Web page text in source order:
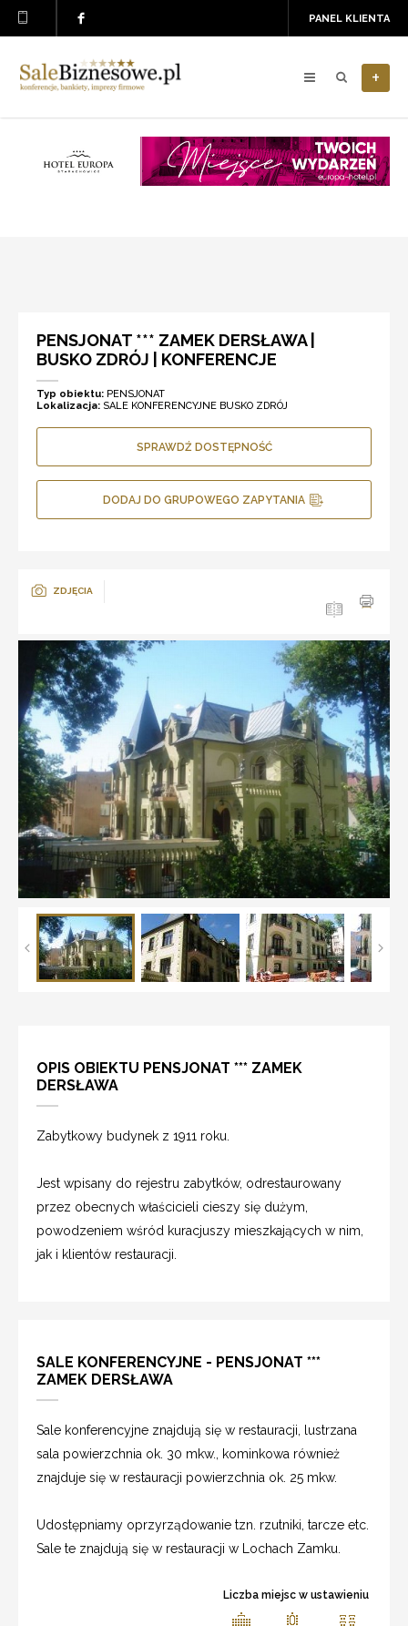
PANEL KLIENTA
+
PENSJONAT *** ZAMEK DERSŁAWA |
BUSKO ZDRÓJ | KONFERENCJE
Typ obiektu: PENSJONAT
Lokalizacja: SALE KONFERENCYJNE BUSKO ZDRÓJ
SPRAWDŹ DOSTĘPNOŚĆ
DODAJ DO GRUPOWEGO ZAPYTANIA
ZDJĘCIA
OPIS OBIEKTU PENSJONAT *** ZAMEK
DERSŁAWA
Zabytkowy budynek z 1911 roku.
Jest wpisany do rejestru zabytków, odrestaurowany
przez obecnych właścicieli cieszy się dużym,
powodzeniem wśród kuracjuszy mieszkających w nim,
jak i klientów restauracji.
SALE KONFERENCYJNE - PENSJONAT ***
ZAMEK DERSŁAWA
Sale konferencyjne znajdują się w restauracji, lustrzana
sala powierzchnia ok. 30 mkw., kominkowa również
znajduje się w restauracji powierzchnia ok. 25 mkw.
Udostępniamy oprzyrządowanie tzn. rzutniki, tarcze etc.
Sale te znajdują się w restauracji w Lochach Zamku.
Liczba miejsc w ustawieniu